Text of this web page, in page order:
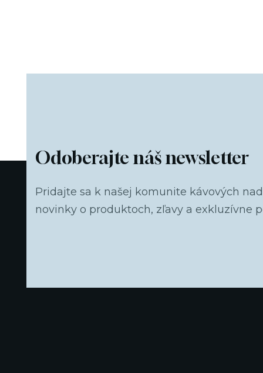
Odoberajte náš newsletter
Pridajte sa k našej komunite kávových
novinky o produktoch, zľavy a exkluzívne